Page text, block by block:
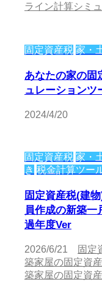
ライン計算シミ
固定資産税 家・
あなたの家の固
ュレーションツ
2024/4/20
固定資産税 家・
き 税金計算ツー
固定資産税(建
員作成の新築一
過年度Ver
2026/6/21 固定
築家屋の固定資
築家屋の固定資